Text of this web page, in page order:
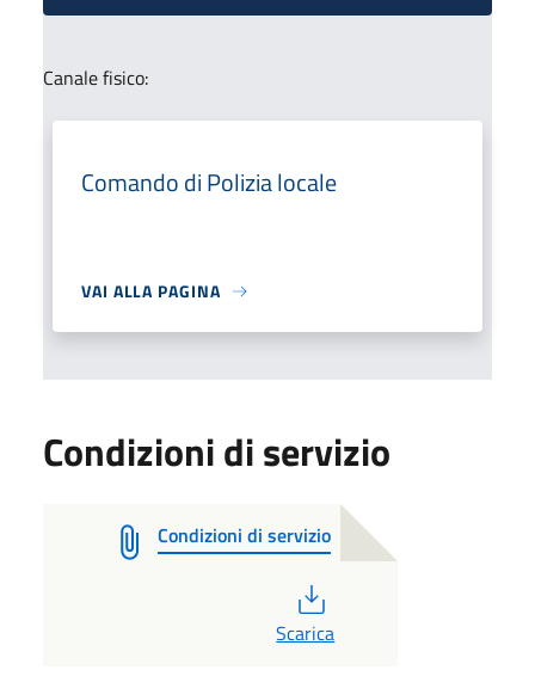
Canale fisico:
Comando di Polizia locale
VAI ALLA PAGINA
Condizioni di servizio
Condizioni di servizio
Scarica